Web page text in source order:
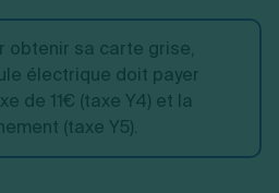
obtenir sa carte grise,
électrique doit payer
de 11€ (taxe Y4) et la
(taxe Y5).